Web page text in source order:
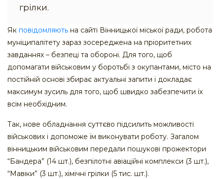
грілки.
Як повідомляють на сайті Вінницької міської ради, робота
муніципалітету зараз зосереджена на пріоритетних
завданнях – безпеці та обороні. Для того, щоб
допомагати військовим у боротьбі з окупантами, місто на
постійній основі збирає актуальні запити і докладає
максимум зусиль для того, щоб швидко забезпечити їх
всім необхідним.
Так, нове обладнання суттєво підсилить можливості
військових і допоможе їм виконувати роботу. Загалом
вінницьким військовим передали пошукові прожектори
“Бандера” (14 шт.), безпілотні авіаційні комплекси (3 шт.),
“Мавіки” (3 шт.), хімічні грілки (5 тис. шт.).